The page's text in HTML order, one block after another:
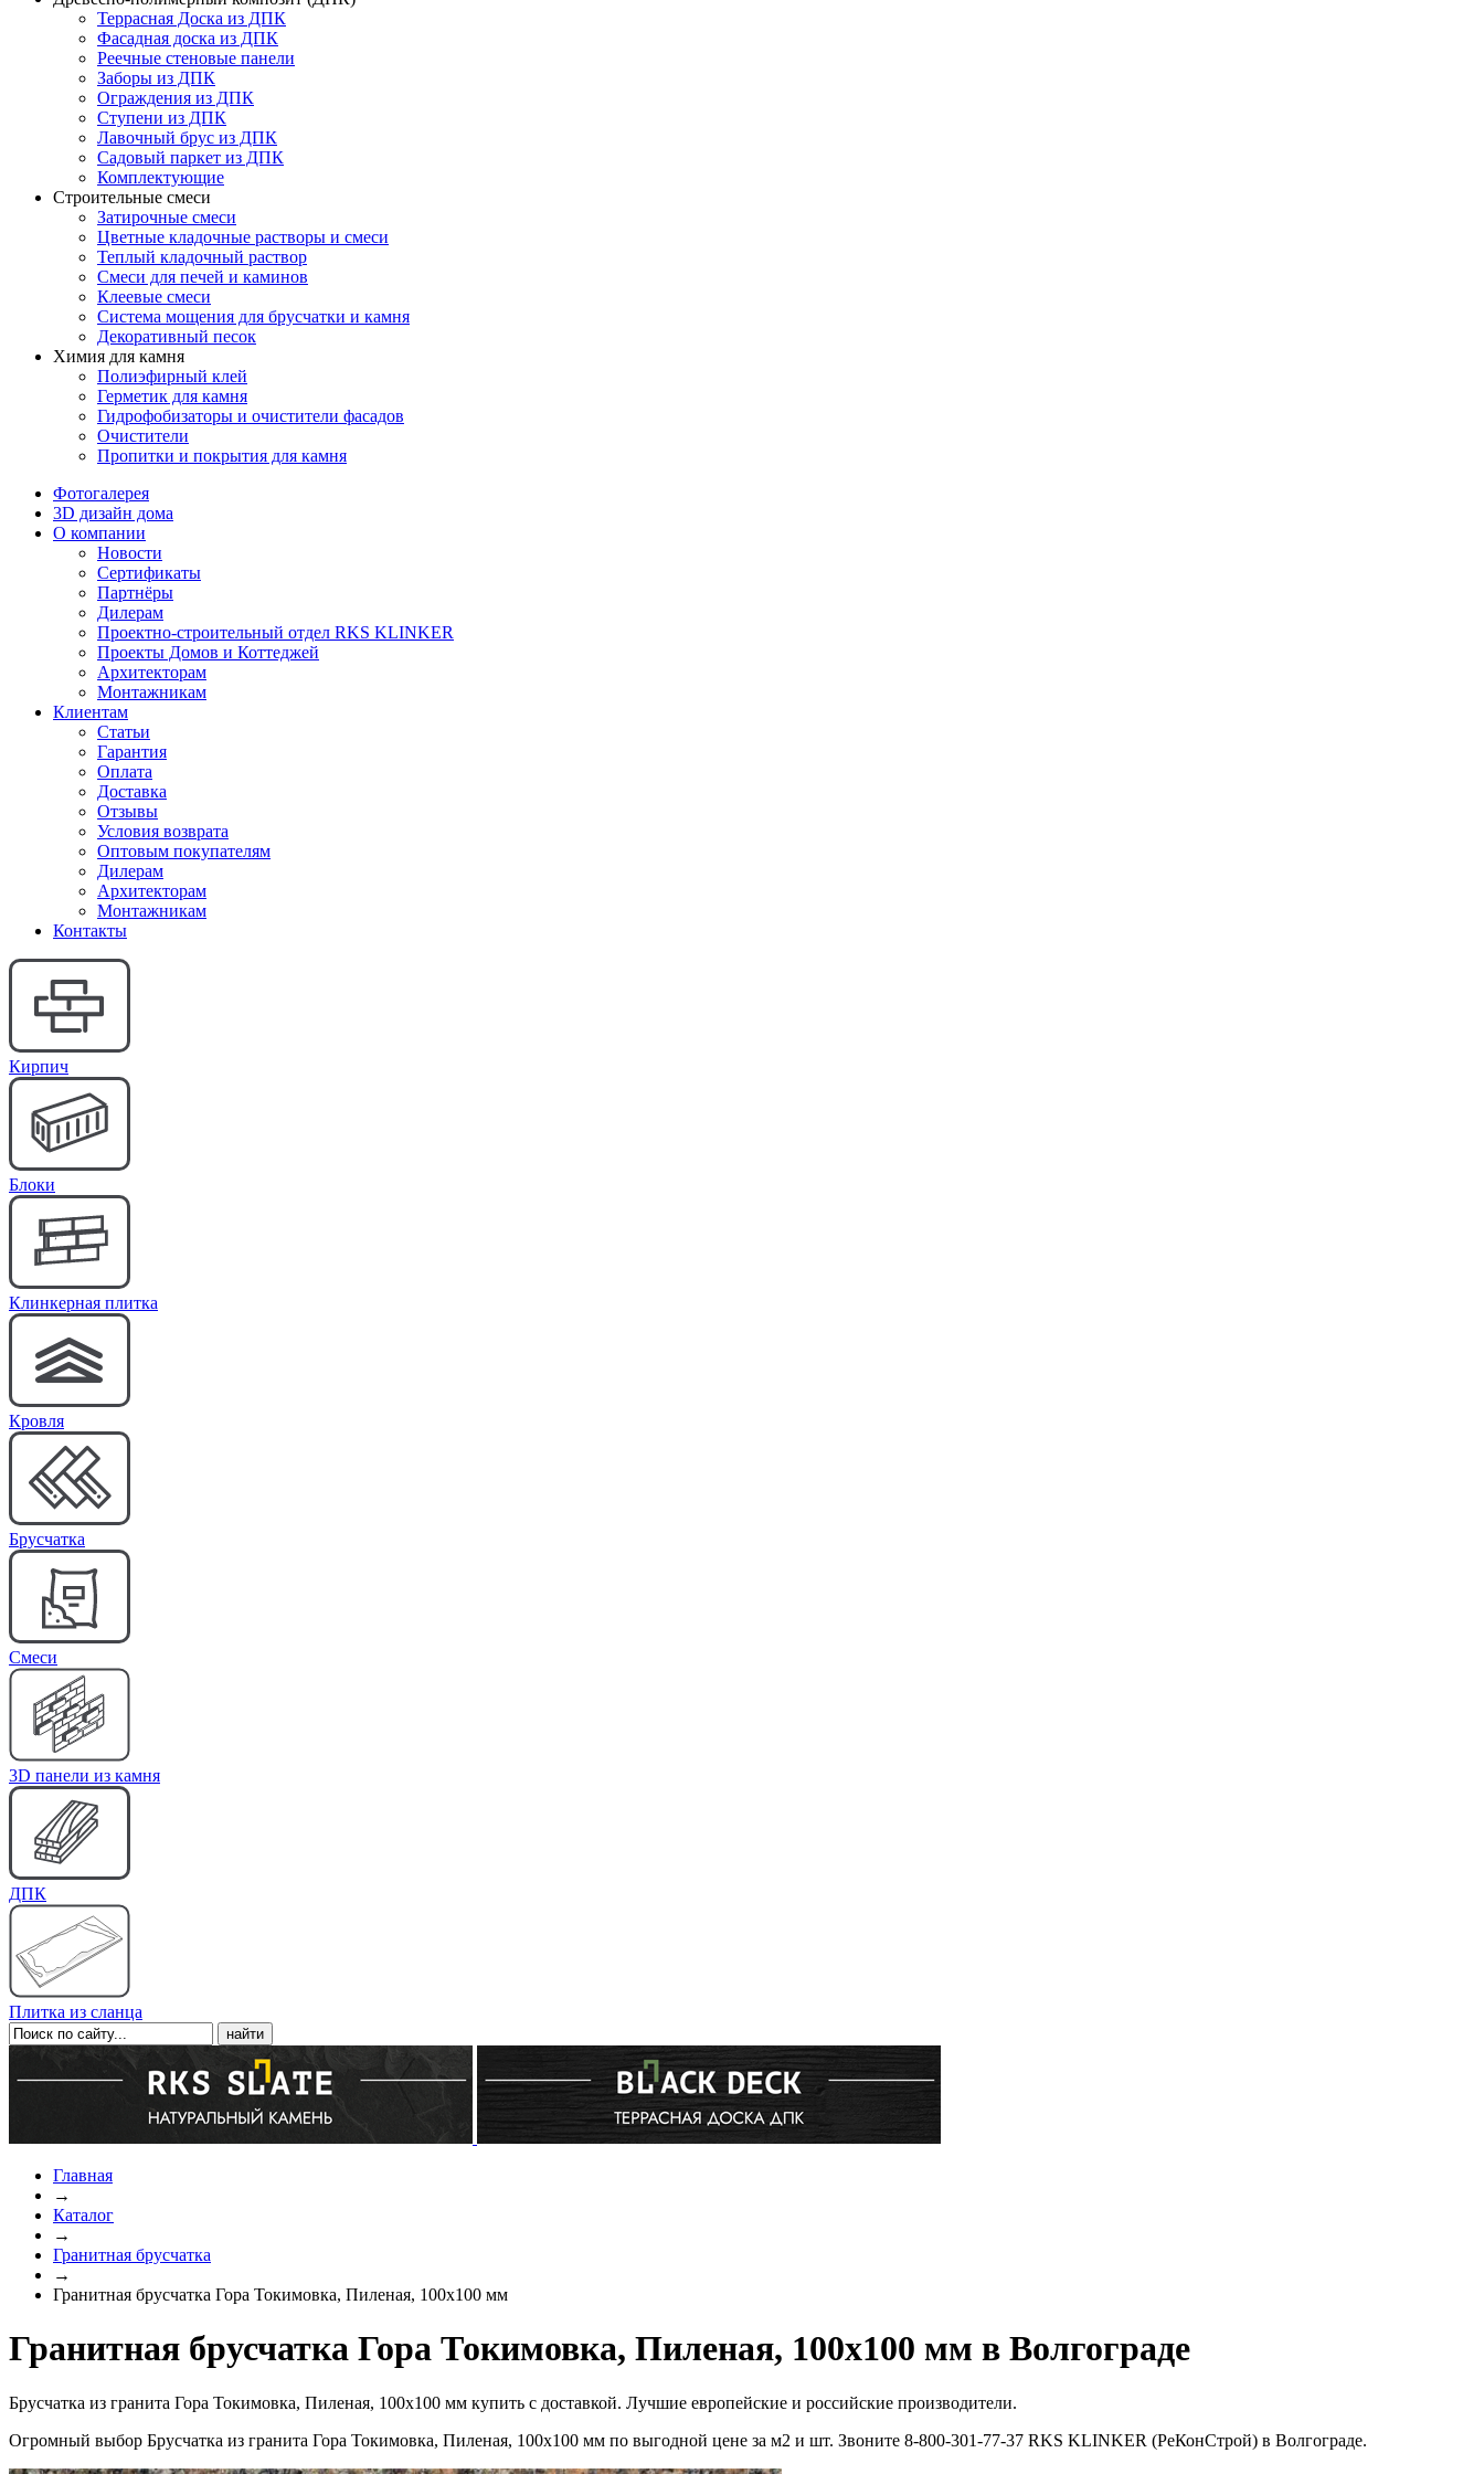
Террасная Доска из ДПК
Фасадная доска из ДПК
Реечные стеновые панели
Заборы из ДПК
Ограждения из ДПК
Ступени из ДПК
Лавочный брус из ДПК
Садовый паркет из ДПК
Комплектующие
Строительные смеси
Затирочные смеси
Цветные кладочные растворы и смеси
Теплый кладочный раствор
Смеси для печей и каминов
Клеевые смеси
Система мощения для брусчатки и камня
Декоративный песок
Химия для камня
Полиэфирный клей
Герметик для камня
Гидрофобизаторы и очистители фасадов
Очистители
Пропитки и покрытия для камня
Фотогалерея
3D дизайн дома
О компании
Новости
Сертификаты
Партнёры
Дилерам
Проектно-строительный отдел RKS KLINKER
Проекты Домов и Коттеджей
Архитекторам
Монтажникам
Клиентам
Статьи
Гарантия
Оплата
Доставка
Отзывы
Условия возврата
Оптовым покупателям
Дилерам
Архитекторам
Монтажникам
Контакты
Кирпич
Блоки
Клинкерная плитка
Кровля
Брусчатка
Cмеси
3D панели из камня
ДПК
Плитка из сланца
Главная
→
Каталог
→
Гранитная брусчатка
→
Гранитная брусчатка Гора Токимовка, Пиленая, 100x100 мм
Гранитная брусчатка Гора Токимовка, Пиленая, 100x100 мм в Волгограде
Брусчатка из гранита Гора Токимовка, Пиленая, 100x100 мм купить с доставкой. Лучшие европейские и российские производители.
Огромный выбор Брусчатка из гранита Гора Токимовка, Пиленая, 100x100 мм по выгодной цене за м2 и шт. Звоните 8-800-301-77-37 RKS KLINKER (РеКонСтрой) в Волгограде.